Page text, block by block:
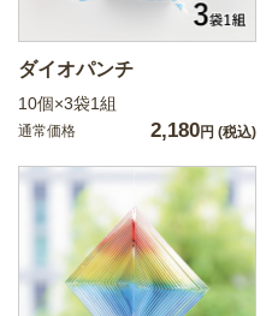
ダイオパンチ
10個×3袋1組
通常価格 2,180円 (税込)